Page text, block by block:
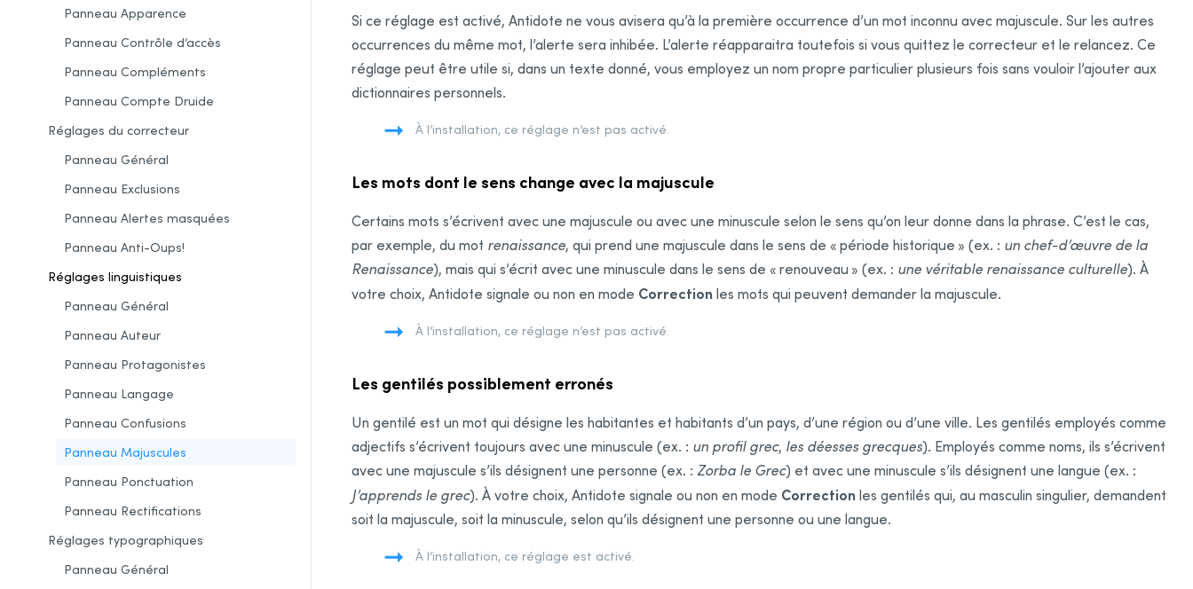
Panneau Apparence
Panneau Contrôle d’accès
Panneau Compléments
Panneau Compte Druide
Réglages du correcteur
Panneau Général
Panneau Exclusions
Panneau Alertes masquées
Panneau Anti-Oups!
Réglages linguistiques
Panneau Général
Panneau Auteur
Panneau Protagonistes
Panneau Langage
Panneau Confusions
Panneau Majuscules
Panneau Ponctuation
Panneau Rectifications
Réglages typographiques
Panneau Général
Si ce réglage est activé, Antidote ne vous avisera qu’à la première occurrence d’un mot inconnu avec majuscule. Sur les autres
occurrences du même mot, l’alerte sera inhibée. L’alerte réapparaitra toutefois si vous quittez le correcteur et le relancez. Ce
réglage peut être utile si, dans un texte donné, vous employez un nom propre particulier plusieurs fois sans vouloir l’ajouter aux
dictionnaires personnels.
À l’installation, ce réglage n’est pas activé.
Les mots dont le sens change avec la majuscule
Certains mots s’écrivent avec une majuscule ou avec une minuscule selon le sens qu’on leur donne dans la phrase. C’est le cas,
par exemple, du mot renaissance, qui prend une majuscule dans le sens de « période historique » (ex. : un chef-d’œuvre de la
Renaissance), mais qui s’écrit avec une minuscule dans le sens de « renouveau » (ex. : une véritable renaissance culturelle). À
votre choix, Antidote signale ou non en mode Correction les mots qui peuvent demander la majuscule.
À l’installation, ce réglage n’est pas activé.
Les gentilés possiblement erronés
Un gentilé est un mot qui désigne les habitantes et habitants d’un pays, d’une région ou d’une ville. Les gentilés employés comme
adjectifs s’écrivent toujours avec une minuscule (ex. : un profil grec, les déesses grecques). Employés comme noms, ils s’écrivent
avec une majuscule s’ils désignent une personne (ex. : Zorba le Grec) et avec une minuscule s’ils désignent une langue (ex. :
J’apprends le grec). À votre choix, Antidote signale ou non en mode Correction les gentilés qui, au masculin singulier, demandent
soit la majuscule, soit la minuscule, selon qu’ils désignent une personne ou une langue.
À l’installation, ce réglage est activé.